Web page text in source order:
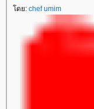
ดย: chef umim